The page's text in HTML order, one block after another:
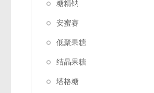
糖精钠
安蜜赛
低聚果糖
结晶果糖
塔格糖